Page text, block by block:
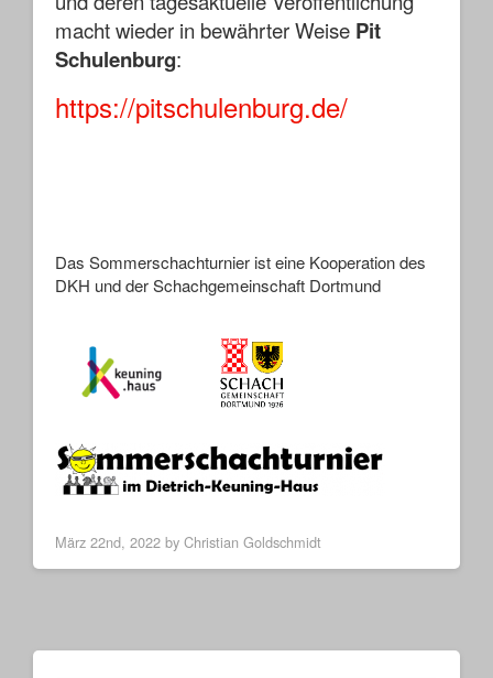
macht wieder in bewährter Weise Pit
Schulenburg:
https://pitschulenburg.de/
Das Sommerschachturnier ist eine Kooperation des
DKH und der Schachgemeinschaft Dortmund
März 22nd, 2022 by Christian Goldschmidt